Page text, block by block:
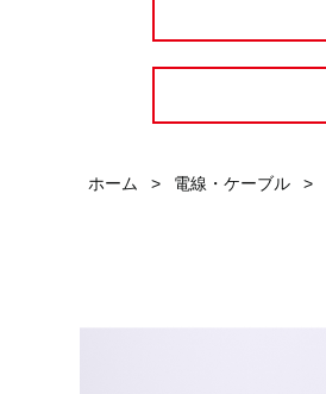
ホーム > 電線・ケーブル >